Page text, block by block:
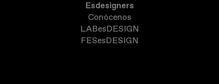
Esdesigners
Conócenos
LABesDESIGN
FESesDESIGN